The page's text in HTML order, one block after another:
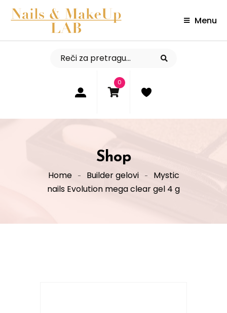
Menu
0
Shop
Home Builder gelovi
Mystic
nails Evolution mega clear gel 4 g